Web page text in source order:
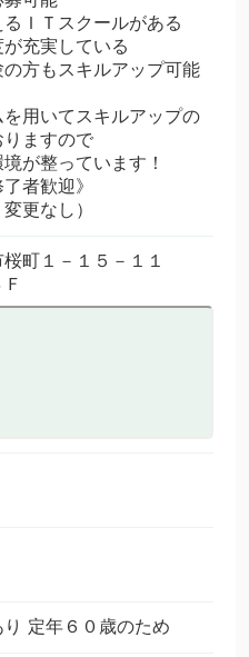
るＩＴスクールがある
充実している
方もスキルアップ可能
用いてスキルアップの
ますので
が整っています！
者歓迎》
更なし）
桜町１－１５－１１
定年６０歳のため